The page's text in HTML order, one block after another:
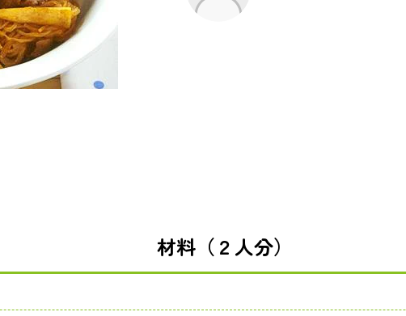
材料（２人分）